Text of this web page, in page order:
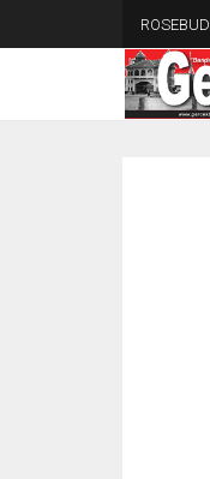
ROSEBUD